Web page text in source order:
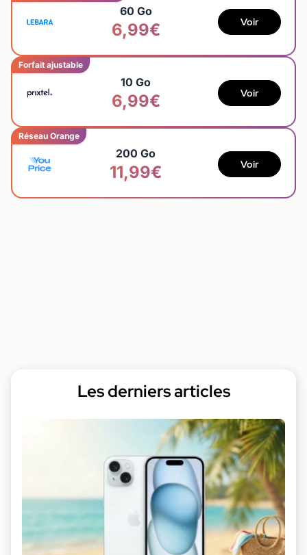
60 Go
6,99€ Voir
Forfait ajustable
10 Go
6,99€ Voir
Réseau Orange
200 Go
11,99€ Voir
Les derniers articles